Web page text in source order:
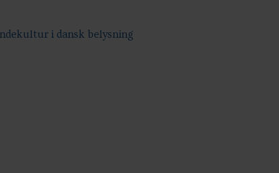
i dansk belysning